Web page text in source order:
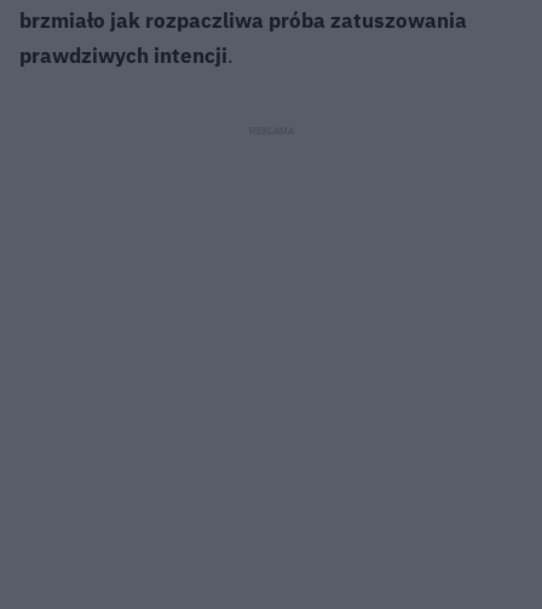
brzmiało jak rozpaczliwa próba zatuszowania
prawdziwych intencji.